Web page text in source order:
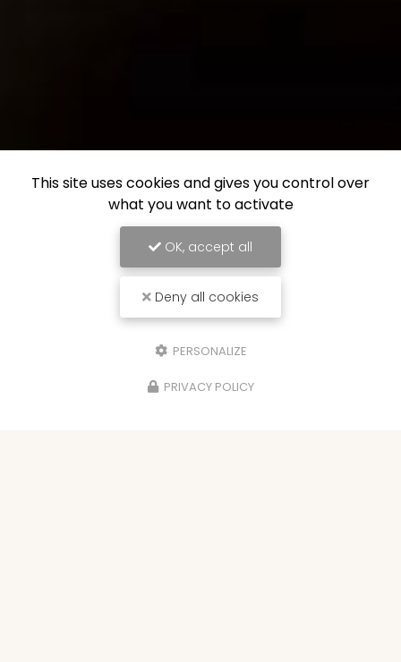
This site uses cookies and gives you control over
what you want to activate
OK, accept all
Deny all cookies
PERSONALIZE
PRIVACY POLICY